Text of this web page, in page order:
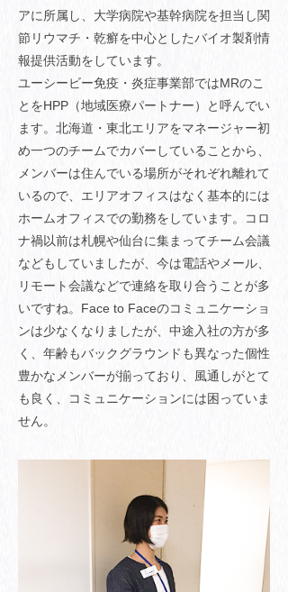
アに所属し、大学病院や基幹病院を担当し関
節リウマチ・乾癬を中心としたバイオ製剤情
報提供活動をしています。
ユーシービー免疫・炎症事業部ではMRのこ
とをHPP（地域医療パートナー）と呼んでい
ます。北海道・東北エリアをマネージャー初
め一つのチームでカバーしていることから、
メンバーは住んでいる場所がそれぞれ離れて
いるので、エリアオフィスはなく基本的には
ホームオフィスでの勤務をしています。コロ
ナ禍以前は札幌や仙台に集まってチーム会議
などもしていましたが、今は電話やメール、
リモート会議などで連絡を取り合うことが多
いですね。Face to Faceのコミュニケーショ
ンは少なくなりましたが、中途入社の方が多
く、年齢もバックグラウンドも異なった個性
豊かなメンバーが揃っており、風通しがとて
も良く、コミュニケーションには困っていま
せん。